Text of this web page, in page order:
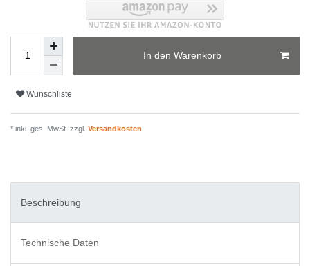
In den Warenkorb
Wunschliste
* inkl. ges. MwSt. zzgl. Versandkosten
Beschreibung
Technische Daten